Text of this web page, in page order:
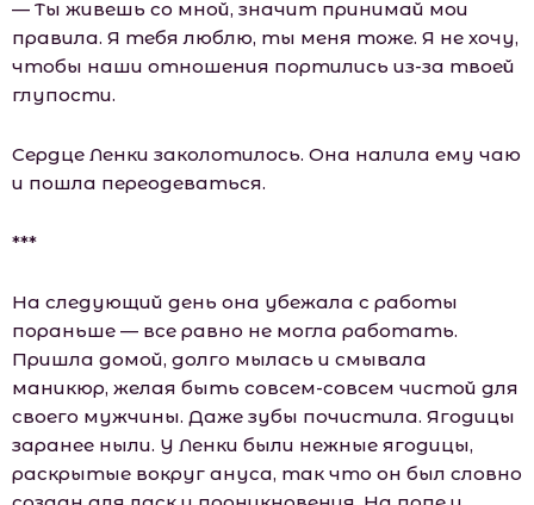
— Ты живешь со мной, значит принимай мои
правила. Я тебя люблю, ты меня тоже. Я не хочу,
чтобы наши отношения портились из-за твоей
глупости.
Сердце Ленки заколотилось. Она налила ему чаю
и пошла переодеваться.
***
На следующий день она убежала с работы
пораньше — все равно не могла работать.
Пришла домой, долго мылась и смывала
маникюр, желая быть совсем-совсем чистой для
своего мужчины. Даже зубы почистила. Ягодицы
заранее ныли. У Ленки были нежные ягодицы,
раскрытые вокруг ануса, так что он был словно